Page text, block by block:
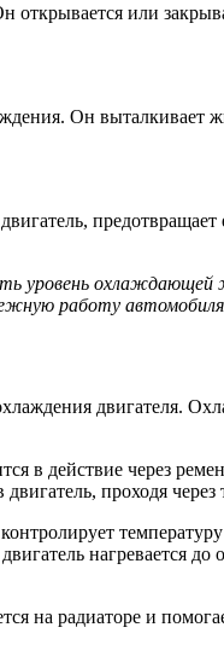
или
Он выталкивает
предотвращает
уровень
работу
двигателя.
в действие через
проходя через
нагревается
на радиаторе и